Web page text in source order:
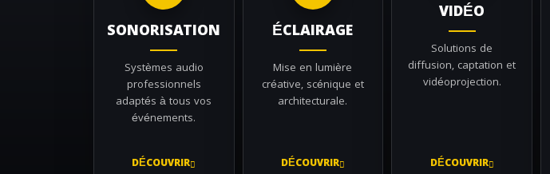
SONORISATION
Systèmes audio
professionnels
adaptés à tous vos
événements.
DÉCOUVRIR
ÉCLAIRAGE
Mise en lumière
créative, scénique et
architecturale.
DÉCOUVRIR
VIDÉO
Solutions de
diffusion, captation et
vidéoprojection.
DÉCOUVRIR